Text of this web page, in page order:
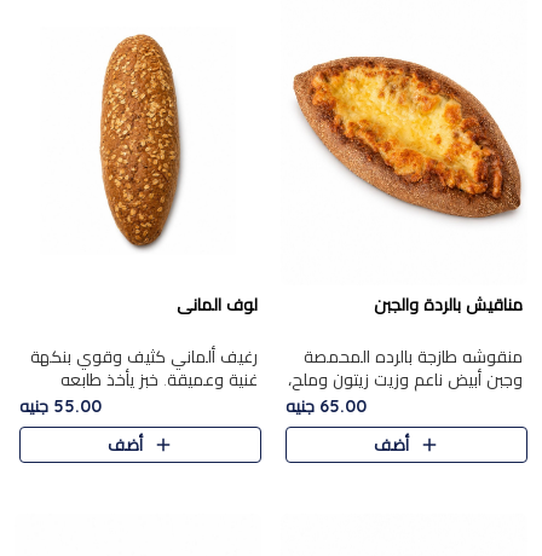
مناقيش بالردة والجبن
منقوشه طازجة بالرده المحمصة
وجبن أبيض ناعم وزيت زيتون وملح،
مباشرة من الفرن.الرده مع نعومة
الجبن فوق عجينة طازجة.
65.00 جنيه
أضف
لوف المانى
رغيف ألماني كثيف وقوي بنكهة
غنية وعميقة. خبز يأخذ طابعه
55.00 جنيه
أضف